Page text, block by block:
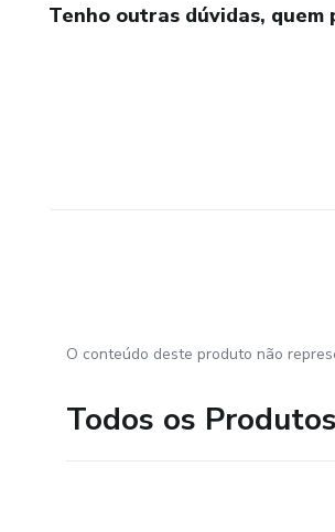
Tenho outras dúvidas, quem
O conteúdo deste produto não
Todos os Produtos